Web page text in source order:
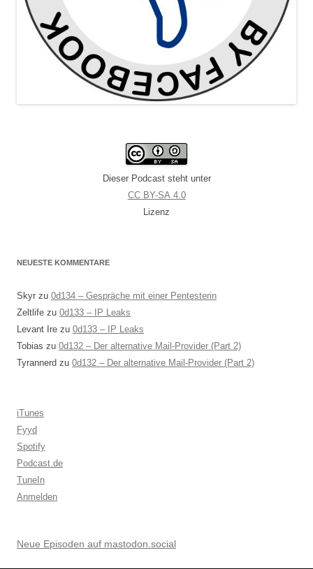
Dieser Podcast steht unter
CC BY-SA 4.0
Lizenz
NEUESTE KOMMENTARE
Skyr zu 0d134 – Gespräche mit einer Pentesterin
Zeltlife zu 0d133 – IP Leaks
Levant Ire zu 0d133 – IP Leaks
Tobias zu 0d132 – Der alternative Mail-Provider (Part 2)
Tyrannerd zu 0d132 – Der alternative Mail-Provider (Part 2)
iTunes
Fyyd
Spotify
Podcast.de
TuneIn
Anmelden
Neue Episoden auf mastodon.social